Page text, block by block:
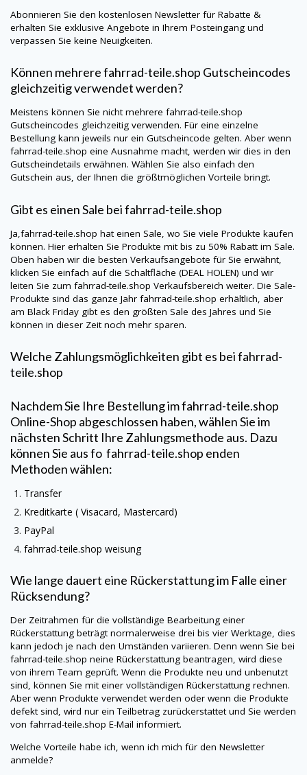
Abonnieren Sie den kostenlosen Newsletter für Rabatte &
erhalten Sie exklusive Angebote in Ihrem Posteingang und
verpassen Sie keine Neuigkeiten.
Können mehrerefahrrad-teile.shop Gutscheincodes
gleichzeitig verwendet werden?
Meistens können Sie nicht mehrere fahrrad-teile.shop
Gutscheincodes gleichzeitig verwenden. Für eine einzelne
Bestellung kann jeweils nur ein Gutscheincode gelten. Aber wenn
fahrrad-teile.shop eine Ausnahme macht, werden wir dies in den
Gutscheindetails erwähnen. Wählen Sie also einfach den
Gutschein aus, der Ihnen die größtmöglichen Vorteile bringt.
Gibt es einen Sale beifahrrad-teile.shop
Ja,fahrrad-teile.shop hat einen Sale, wo Sie viele Produkte kaufen
können. Hier erhalten Sie Produkte mit bis zu 50% Rabatt im Sale.
Oben haben wir die besten Verkaufsangebote für Sie erwähnt,
klicken Sie einfach auf die Schaltfläche (DEAL HOLEN) und wir
leiten Sie zum fahrrad-teile.shop Verkaufsbereich weiter. Die Sale-
Produkte sind das ganze Jahr fahrrad-teile.shop erhältlich, aber
am Black Friday gibt es den größten Sale des Jahres und Sie
können in dieser Zeit noch mehr sparen.
Welche Zahlungsmöglichkeiten gibt es beifahrrad-
teile.shop
Nachdem Sie Ihre Bestellung imfahrrad-teile.shop
Online-Shop abgeschlossen haben, wählen Sie im
nächsten Schritt Ihre Zahlungsmethode aus. Dazu
können Sie aus fo fahrrad-teile.shop enden
Methoden wählen:
Transfer
Kreditkarte ( Visacard, Mastercard)
PayPal
fahrrad-teile.shop weisung
Wie lange dauert eine Rückerstattung im Falle einer
Rücksendung?
Der Zeitrahmen für die vollständige Bearbeitung einer
Rückerstattung beträgt normalerweise drei bis vier Werktage, dies
kann jedoch je nach den Umständen variieren. Denn wenn Sie bei
fahrrad-teile.shop neine Rückerstattung beantragen, wird diese
von ihrem Team geprüft. Wenn die Produkte neu und unbenutzt
sind, können Sie mit einer vollständigen Rückerstattung rechnen.
Aber wenn Produkte verwendet werden oder wenn die Produkte
defekt sind, wird nur ein Teilbetrag zurückerstattet und Sie werden
von fahrrad-teile.shop E-Mail informiert.
Welche Vorteile habe ich, wenn ich mich für den Newsletter
anmelde?